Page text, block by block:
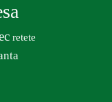
retete